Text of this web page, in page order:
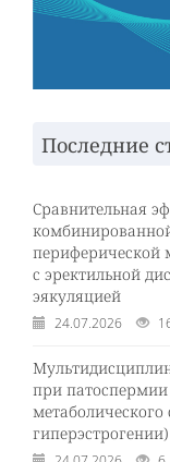
Последние
Сравнительная
периферической
с эректильной
эякуляцией
24.07.2026
при
гиперэстрогении)